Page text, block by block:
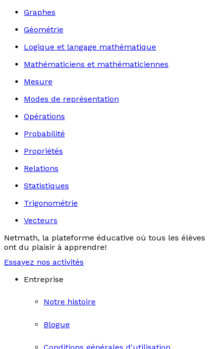
Graphes
Géométrie
Logique et langage mathématique
Mathématiciens et mathématiciennes
Mesure
Modes de représentation
Opérations
Probabilité
Propriétés
Relations
Statistiques
Trigonométrie
Vecteurs
Netmath, la plateforme éducative où tous les élèves
ont du plaisir à apprendre!
Essayez nos activités
Entreprise
Notre histoire
Blogue